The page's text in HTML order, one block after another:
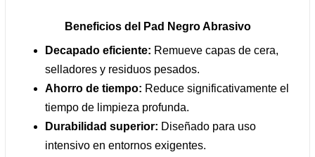
Beneficios del Pad Negro Abrasivo
Decapado eficiente: Remueve capas de cera,
selladores y residuos pesados.
Ahorro de tiempo: Reduce significativamente el
tiempo de limpieza profunda.
Durabilidad superior: Diseñado para uso
intensivo en entornos exigentes.